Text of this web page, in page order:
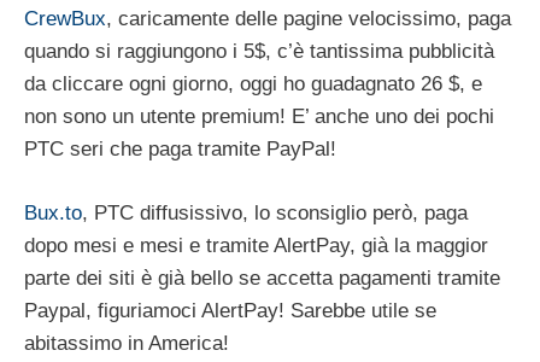
CrewBux, caricamente delle pagine velocissimo, paga
quando si raggiungono i 5$, c’è tantissima pubblicità
da cliccare ogni giorno, oggi ho guadagnato 26 $, e
non sono un utente premium! E’ anche uno dei pochi
PTC seri che paga tramite PayPal!
Bux.to, PTC diffusissivo, lo sconsiglio però, paga
dopo mesi e mesi e tramite AlertPay, già la maggior
parte dei siti è già bello se accetta pagamenti tramite
Paypal, figuriamoci AlertPay! Sarebbe utile se
abitassimo in America!